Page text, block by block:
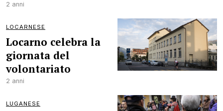
2 anni
LOCARNESE
Locarno celebra la
giornata del
volontariato
2 anni
LUGANESE